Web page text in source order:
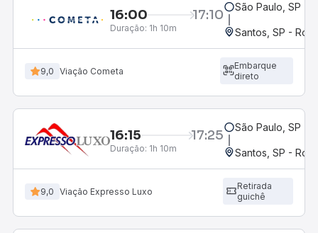
16:00 17:10
Duração: 1h 10m
São Paulo, SP -
Santos, SP -
9,0 Viação Cometa
Embarque
direto
16:15 17:25
Duração: 1h 10m
São Paulo, SP -
Santos, SP -
9,0 Viação Expresso Luxo
Retirada
guichê